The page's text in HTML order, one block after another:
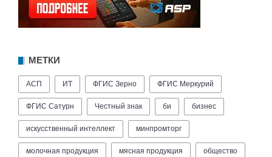
МЕТКИ
АСП ИТ ФГИС Зерно ФГИС Меркурий
ФГИС Сатурн Честный знак би бизнес
искусственный интеллект минпромторг
молочная продукция мясная продукция общество